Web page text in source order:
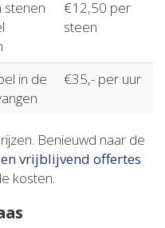
stenen
€12,50 per
steen
in de
€35,- per uur
Benieuwd naar de
vrijblijvend offertes
kosten.